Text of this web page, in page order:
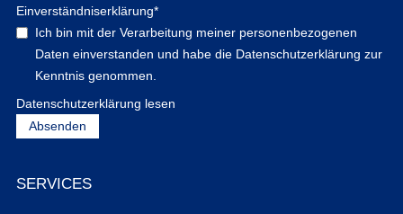
Einverständniserklärung*
Ich bin mit der Verarbeitung meiner personenbezogenen
Daten einverstanden und habe die Datenschutzerklärung zur
Kenntnis genommen.
Datenschutzerklärung lesen
SERVICES